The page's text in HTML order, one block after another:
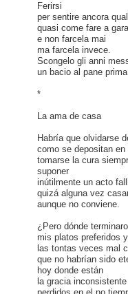
Ferirsi
per sentire ancora
quasi come fare a
e non farcela mai
ma farcela invece.
Scongelo gli anni
un bacio al pane
*
La ama de casa
Habría que olvidarse
como se depositan
tomarse la cura
suponer
inútilmente un acto
quizá alguna vez
aunque no conviene.
¿Pero dónde
mis platos preferidos
las tontas veces mal
que no habrían sido
hoy donde están
la gracia